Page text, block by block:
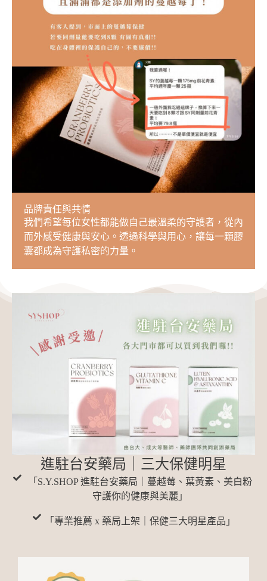
品牌責任與共情
我們希望每位女性都能做自己最溫柔的守護者，從內
而外感受健康與安心。透過科學與用心，讓每一顆膠
囊都成為守護私密的力量。
進駐台安藥局｜三大保健明星
「S.Y.SHOP 進駐台安藥局｜蔓越莓、葉黃素、美白粉
守護你的健康與美麗」
「專業推薦 x 藥局上架｜保健三大明星產品」